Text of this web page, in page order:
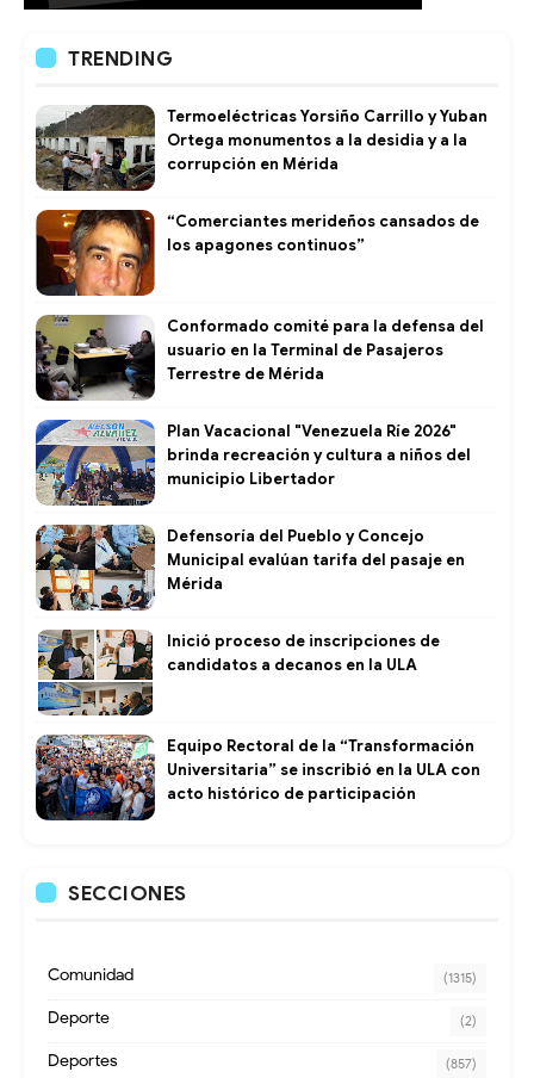
TRENDING
Termoeléctricas Yorsiño Carrillo y Yuban
Ortega monumentos a la desidia y a la
corrupción en Mérida
“Comerciantes merideños cansados de
los apagones continuos”
Conformado comité para la defensa del
usuario en la Terminal de Pasajeros
Terrestre de Mérida
Plan Vacacional "Venezuela Ríe 2026"
brinda recreación y cultura a niños del
municipio Libertador
Defensoría del Pueblo y Concejo
Municipal evalúan tarifa del pasaje en
Mérida
Inició proceso de inscripciones de
candidatos a decanos en la ULA
Equipo Rectoral de la “Transformación
Universitaria” se inscribió en la ULA con
acto histórico de participación
SECCIONES
Comunidad (1315)
Deporte (2)
Deportes (857)